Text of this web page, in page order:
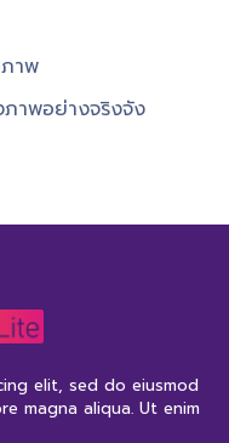
าพ
ภาพอย่างจริงจัง
elit, sed do eiusmod
magna aliqua. Ut enim